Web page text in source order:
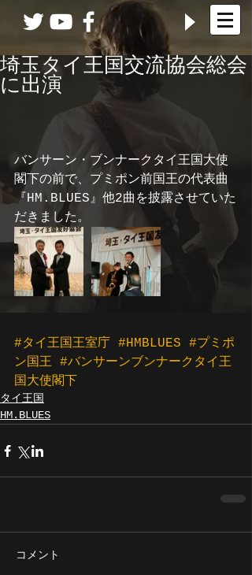
埼玉タイ王国交流協会総会
に出演
バンサーン・ブンナークタイ王国大使
閣下の前で、プミポン前国王の代表曲
『HM.BLUES』他2曲を披露させていた
だきました。
#タイ王国王室庁 #HMBLUES
#プミポ
ン国王 #バンサーンブンナークタイ王
国大使閣下
タイ王国
HM.BLUES
コメント